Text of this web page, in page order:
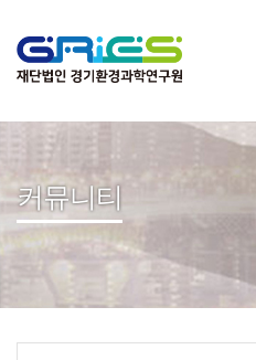
커뮤니티